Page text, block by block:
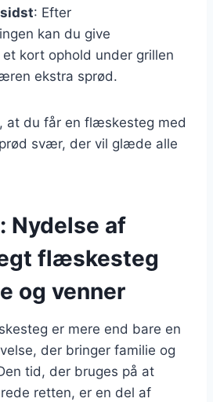
: Efter
kan du give
kort ophold under grillen
ekstra sprød.
at du får en flæskesteg med
svær, der vil glæde alle
Nydelse af
flæskesteg
og venner
er mere end bare en
der bringer familie og
tid, der bruges på at
retten, er en del af